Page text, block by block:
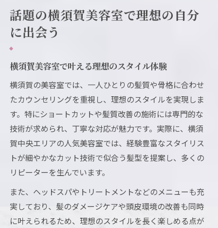
話題の横須賀美容室で理想の自分
に出会う
横須賀美容室で叶える理想のスタイル体験
横須賀の美容室では、一人ひとりの髪質や骨格に合わせ
たカウンセリングを重視し、理想のスタイルを実現しま
す。特にショートカットや髪質改善の施術には専門的な
技術が求められ、丁寧な対応が魅力です。実際に、横須
賀中央エリアの人気美容室では、経験豊富なスタイリス
トが細やかなカット技術で似合う髪型を提案し、多くの
リピーターを生んでいます。
また、ヘッドスパやトリートメントなどのメニューも充
実しており、髪のダメージケアや頭皮環境の改善も同時
に叶えられるため、理想のスタイルを長く楽しめる点が